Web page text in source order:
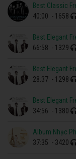
Best Classic
40:00 - 1658
Best Elegant
66:58 - 1329
Best Elegant
28:37 - 1298
Best Elegant
34:56 - 1380
Album Nhạc
37:35 - 3420